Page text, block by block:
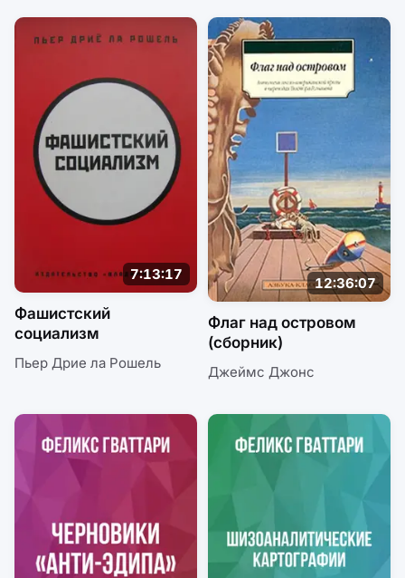
7:13:17
Фашистский
социализм
Пьер Дрие ла Рошель
12:36:07
Флаг над островом
(сборник)
Джеймс Джонс